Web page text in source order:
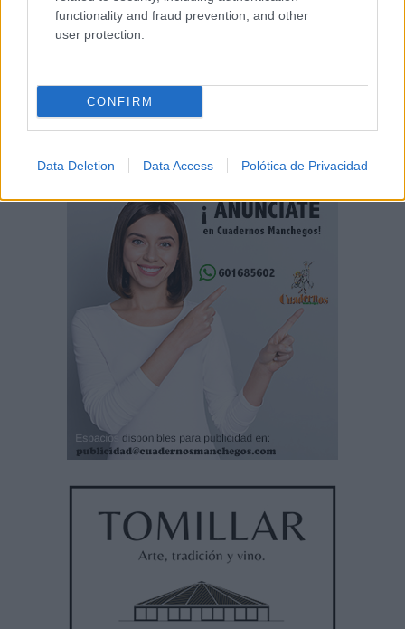
functionality and fraud prevention, and other
user protection.
CONFIRM
Data Deletion Data Access Polótica de Privacidad